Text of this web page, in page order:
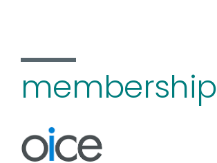
membership